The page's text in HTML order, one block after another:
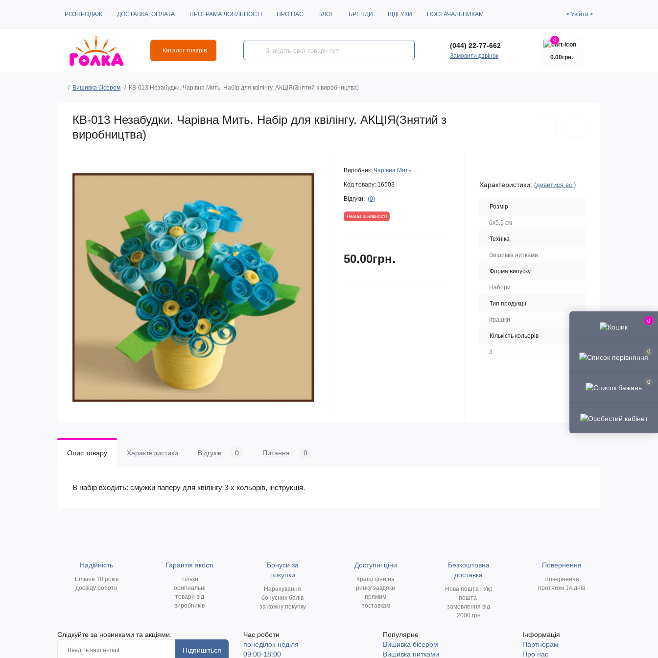
0
0
0
РОЗПРОДАЖ ДОСТАВКА, ОПЛАТА ПРОГРАМА ЛОЯЛЬНОСТІ ПРО НАС БЛОГ БРЕНДИ ВІДГУКИ ПОСТАЧАЛЬНИКАМ > Увійти <
Каталог товарів
(044) 22-77-662
Замовити дзвінок
0
0.00грн.
Вишивка бісером КВ-013 Незабудки. Чарівна Мить. Набір для квілінгу. АКЦІЯ(Знятий з виробництва)
КВ-013 Незабудки. Чарівна Мить. Набір для квілінгу. АКЦІЯ(Знятий з
виробництва)
Виробник: Чарівна Мить
Код товару: 16503
Відгуки: (0)
Немає в нявності
50.00грн.
Характеристики: (дивитися всі)
Розмір
6x5.5 см
Техніка
Вишивка нитками
Форма випуску
Набори
Тип продукції
Іграшки
Кількість кольорів
3
Опис товару Характеристики Відгуків 0 Питання 0
В набір входить: смужки паперу для квілінгу 3-х кольорів, інструкція.
Надійність
Більше 10 років
досвіду роботи
Гарантія якості
Тільки
оригінальні
товари від
виробників
Бонуси за
покупки
Нарахування
бонусних балів
за кожну покупку
Доступні ціни
Кращі ціни на
ринку завдяки
прямим
поставкам
Безкоштовна
доставка
Нова пошта і Укр
пошта-
замовлення від
2000 грн
Повернення
Повернення
протягом 14 днів
Слідкуйте за новинками та акціями:
Підпишіться
Час роботи
понеділок-неділя
09:00-18:00
Популярне
Вишивка бісером
Вишивка нитками
Інформація
Партнерам
Про нас